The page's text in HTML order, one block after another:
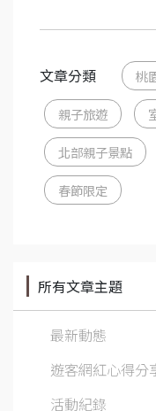
文章分類 桃
親子旅遊
北部親子景點
春節限定
所有文章主題
最新動態
遊客網紅心得分
活動紀錄